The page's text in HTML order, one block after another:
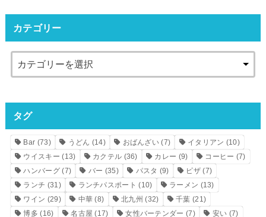
カテゴリー
タグ
Bar (73) うどん (14) おばんざい (7) イタリアン (10)
ウイスキー (13) カクテル (36) カレー (9) コーヒー (7)
ハンバーグ(7) バー (35) パスタ (9) ピザ (7)
ランチ (31) ランチパスポート (10) ラーメン (13)
ワイン (29) 中華 (8) 北九州 (32) 千葉 (21)
博多 (16) 名古屋 (17) 女性バーテンダー (7) 安い (7)